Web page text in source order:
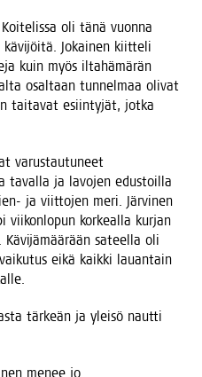
oli tänä vuon­na
Jokai­nen kiit­te­li
kuin myös ilta­hä­mä­rän
osal­taan tun­nel­maa oli­vat
tai­ta­vat esiin­ty­jät, jot­ka
varus­tau­tu­neet
taval­la ja lavo­jen edus­toil­la
ja viit­to­jen meri. Jär­vi­nen
vii­kon­lo­pun kor­keal­la kur­jan
sateel­la oli
eikä kaik­ki lau­an­tain
tär­keän ja ylei­sö naut­ti